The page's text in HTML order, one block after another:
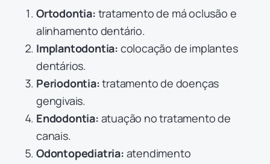
Ortodontia: tratamento de má oclusão e
alinhamento dentário.
Implantodontia: colocação de implantes
dentários.
Periodontia:tratamento de doenças
gengivais.
Endodontia: atuação no tratamento de
canais.
Odontopediatria: atendimento